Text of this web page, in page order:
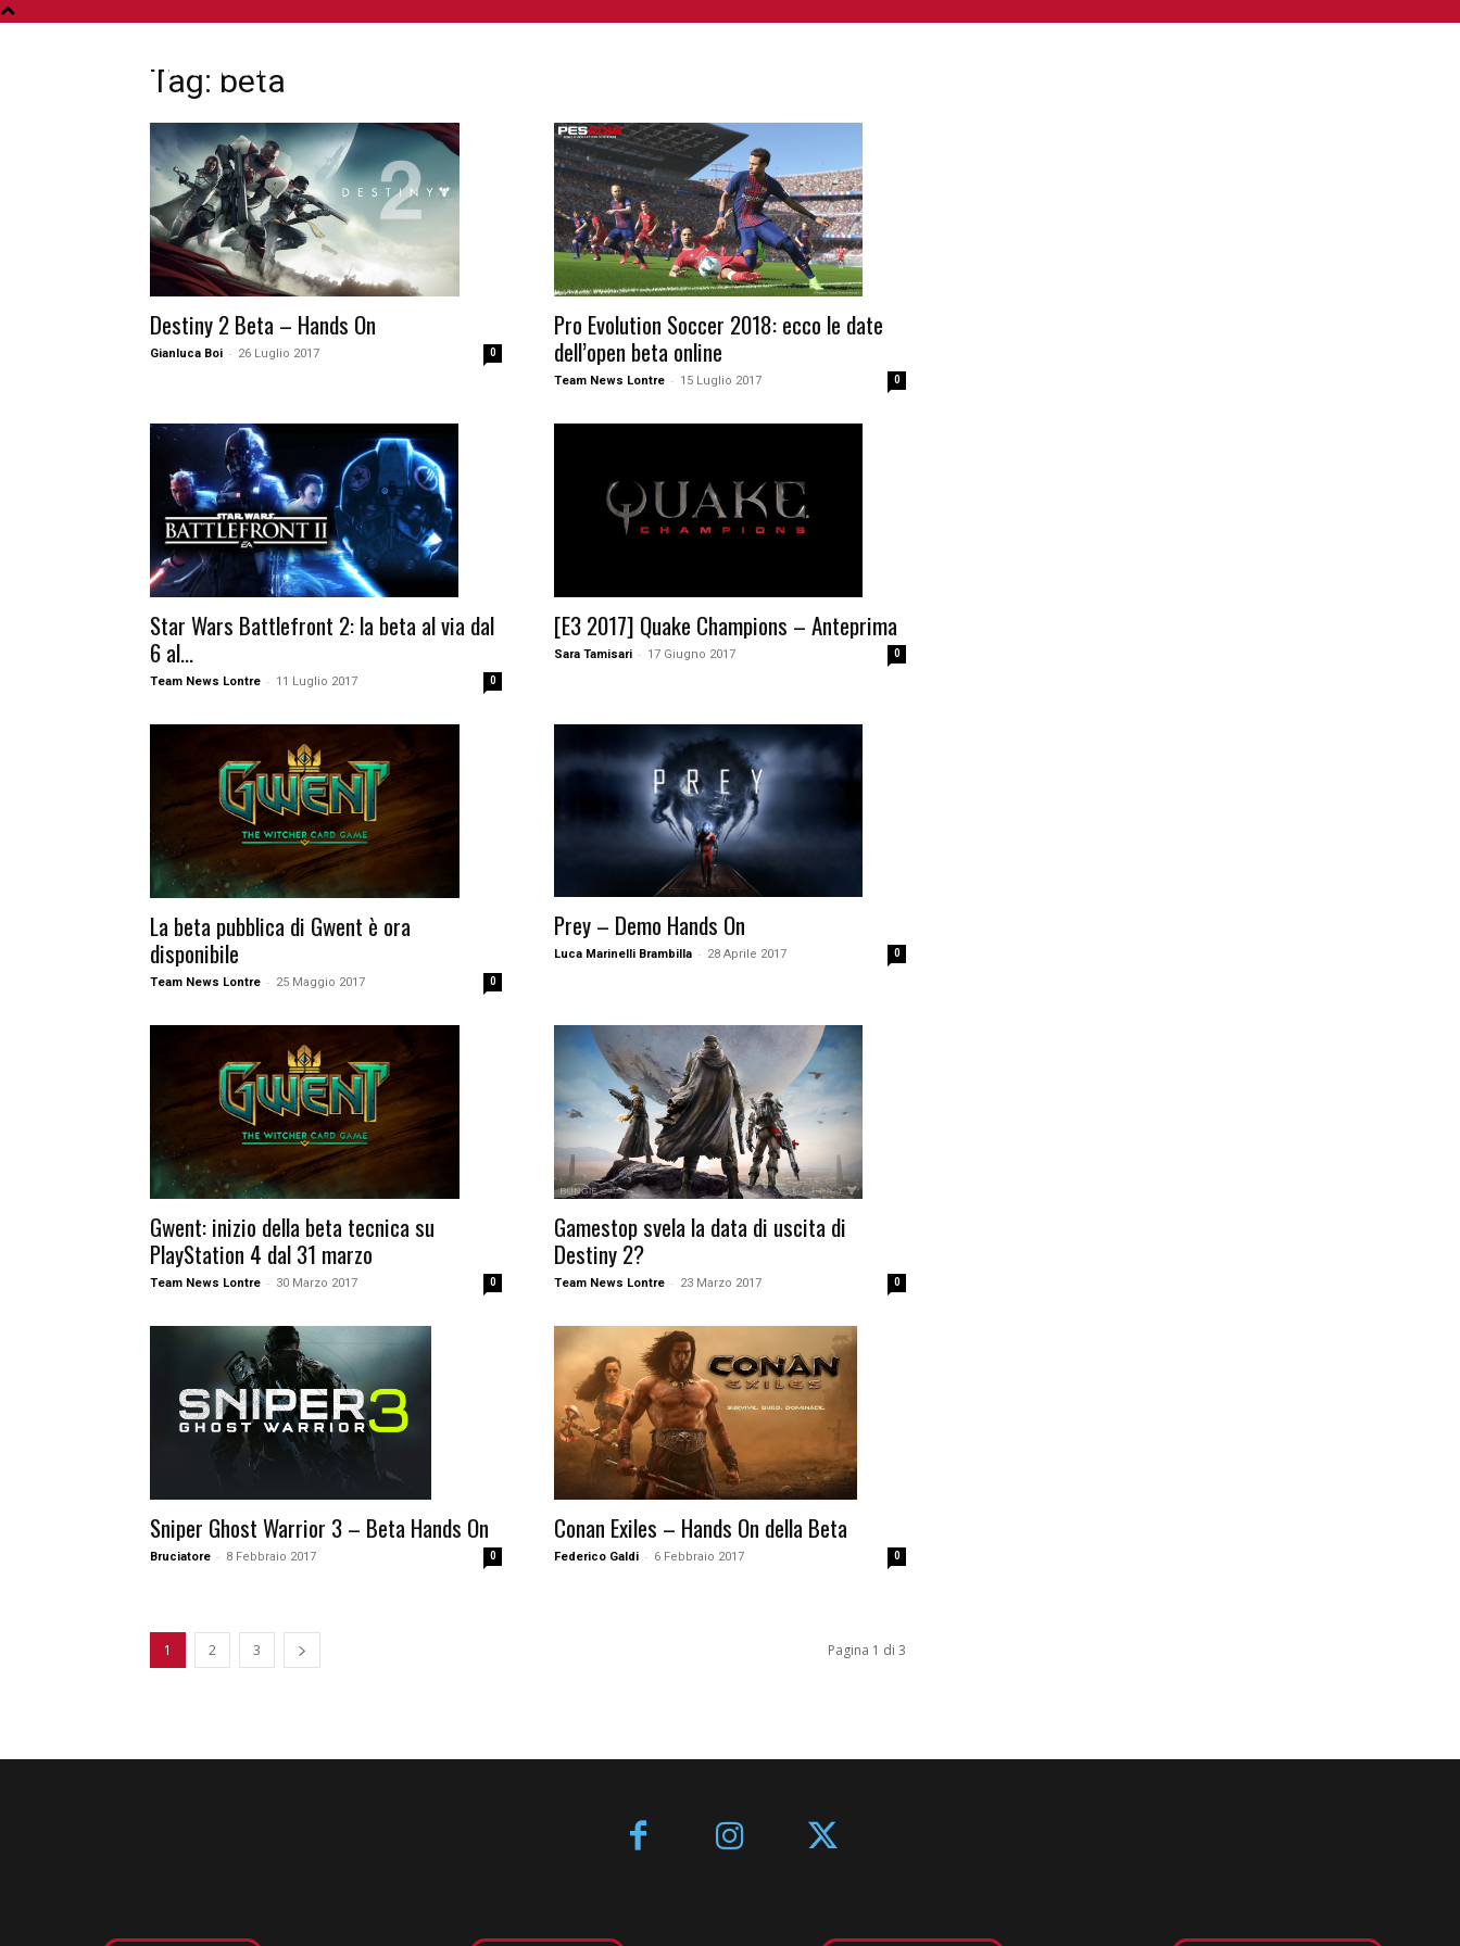
Tag: beta
Destiny 2 Beta – Hands On
Gianluca Boi - 26 Luglio 2017 0
Pro Evolution Soccer 2018: ecco le date
dell’open beta online
Team News Lontre - 15 Luglio 2017 0
Star Wars Battlefront 2: la beta al via dal
6 al...
Team News Lontre - 11 Luglio 2017 0
[E3 2017] Quake Champions – Anteprima
Sara Tamisari - 17 Giugno 2017 0
La beta pubblica di Gwent è ora
disponibile
Team News Lontre - 25 Maggio 2017 0
Prey – Demo Hands On
Luca Marinelli Brambilla - 28 Aprile 2017 0
Gwent: inizio della beta tecnica su
PlayStation 4 dal 31 marzo
Team News Lontre - 30 Marzo 2017 0
Gamestop svela la data di uscita di
Destiny 2?
Team News Lontre - 23 Marzo 2017 0
Sniper Ghost Warrior 3 – Beta Hands On
Bruciatore - 8 Febbraio 2017 0
Conan Exiles – Hands On della Beta
Federico Galdi - 6 Febbraio 2017 0
1 2 3 Pagina 1 di 3